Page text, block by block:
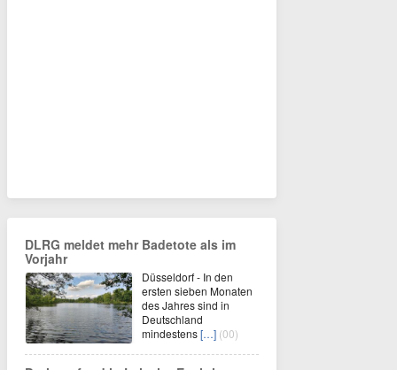
DLRG meldet mehr Badetote als im
Vorjahr
Düsseldorf - In den
ersten sieben Monaten
des Jahres sind in
Deutschland
mindestens[…] (00)